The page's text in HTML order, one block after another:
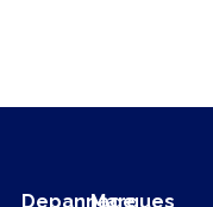
Depannage
Marques